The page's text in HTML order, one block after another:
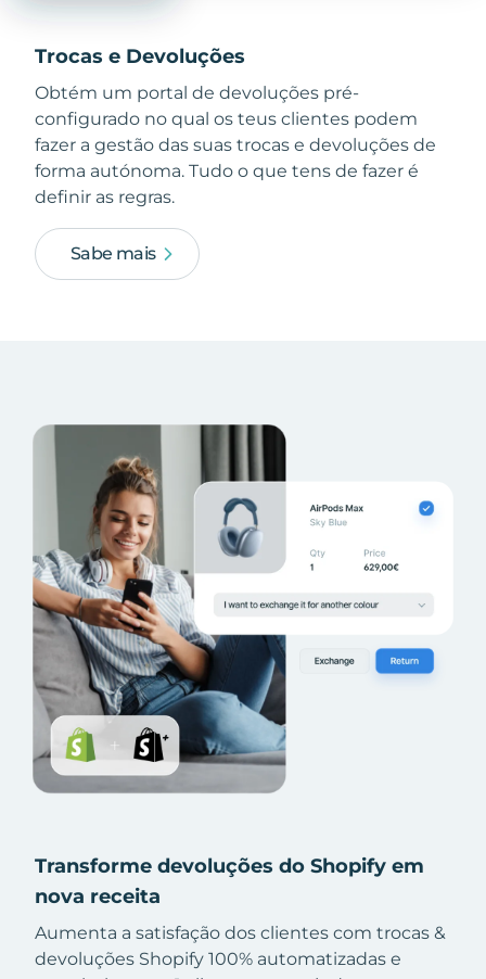
Trocas e Devoluções
Obtém um portal de devoluções pré-
configurado no qual os teus clientes podem
fazer a gestão das suas trocas e devoluções de
forma autónoma. Tudo o que tens de fazer é
definir as regras.
Sabe mais
Transforme devoluções do Shopify em
nova receita
Aumenta a satisfação dos clientes com trocas &
devoluções Shopify 100% automatizadas e